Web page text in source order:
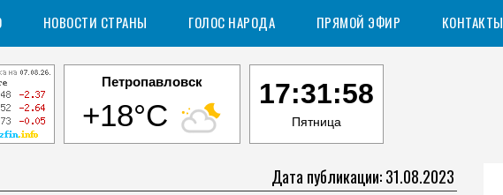
НОВОСТИ СТРАНЫ ГОЛОС НАРОДА ПРЯМОЙ ЭФИР КОНТАКТЫ
Петропавловск
+18°C
17:31:59
Пятница
Дата публикации: 31.08.2023